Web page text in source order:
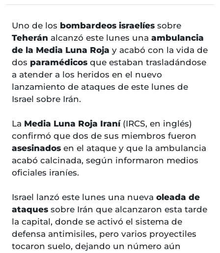
Uno de los bombardeos israelíes sobre
Teherán alcanzó este lunes una ambulancia
de la Media Luna Roja y acabó con la vida de
dos paramédicos que estaban trasladándose
a atender a los heridos en el nuevo
lanzamiento de ataques de este lunes de
Israel sobre Irán.
La Media Luna Roja Iraní(IRCS, en inglés)
confirmó que dos de sus miembros fueron
asesinados en el ataque y que la ambulancia
acabó calcinada, según informaron medios
oficiales iraníes.
Israel lanzó este lunes una nueva oleada de
ataques sobre Irán que alcanzaron esta tarde
la capital, donde se activó el sistema de
defensa antimisiles, pero varios proyectiles
tocaron suelo, dejando un número aún